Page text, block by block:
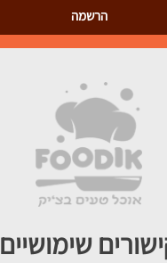
שימושיים